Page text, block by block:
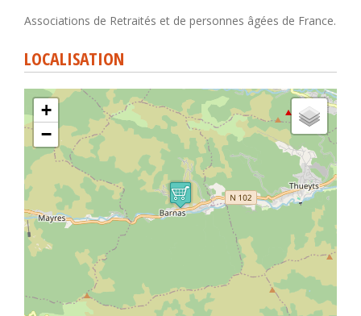
Associations de Retraités et de personnes âgées de France.
LOCALISATION
+
−